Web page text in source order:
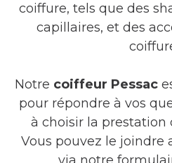
coiffure, tels que des
capillaires, et des
Notre coiffeur Pessac
pour répondre à vos
à choisir la prestation
Vous pouvez le joindre